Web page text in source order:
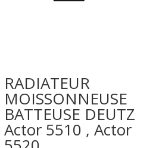
RADIATEUR
MOISSONNEUSE
BATTEUSE DEUTZ
Actor 5510 , Actor